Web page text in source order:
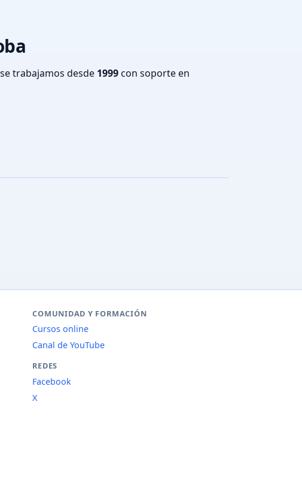
trabajamos desde 1999con soporte en
COMUNIDAD Y FORMACIÓN
Cursos online
Canal de YouTube
REDES
Facebook
X